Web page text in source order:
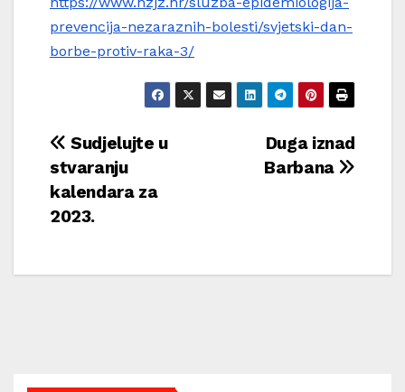
prevencija-nezaraznih-bolesti/svjetski-dan-
borbe-protiv-raka-3/
Navigacija
objava
Duga iznad
Barbana
Sudjelujte u
stvaranju
kalendara za
2023.